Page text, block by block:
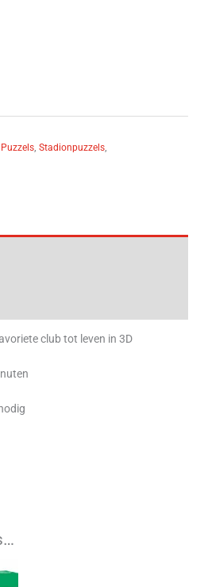
Puzzels, Stadionpuzzels,
club tot leven in 3D